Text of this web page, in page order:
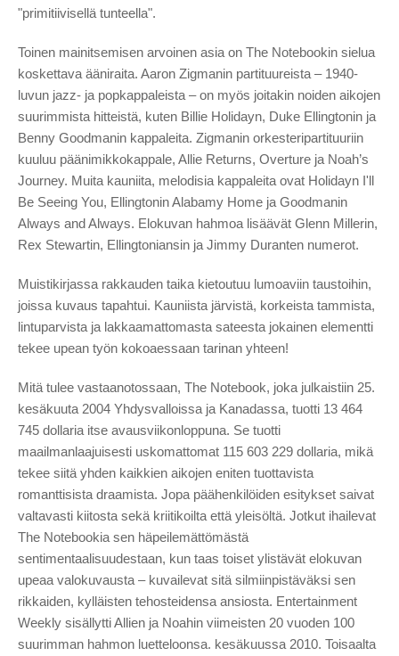
"primitiivisellä tunteella".
Toinen mainitsemisen arvoinen asia on The Notebookin sielua
koskettava ääniraita. Aaron Zigmanin partituureista – 1940-
luvun jazz- ja popkappaleista – on myös joitakin noiden aikojen
suurimmista hitteistä, kuten Billie Holidayn, Duke Ellingtonin ja
Benny Goodmanin kappaleita. Zigmanin orkesteripartituuriin
kuuluu päänimikkokappale, Allie Returns, Overture ja Noah’s
Journey. Muita kauniita, melodisia kappaleita ovat Holidayn I'll
Be Seeing You, Ellingtonin Alabamy Home ja Goodmanin
Always and Always. Elokuvan hahmoa lisäävät Glenn Millerin,
Rex Stewartin, Ellingtoniansin ja Jimmy Duranten numerot.
Muistikirjassa rakkauden taika kietoutuu lumoaviin taustoihin,
joissa kuvaus tapahtui. Kauniista järvistä, korkeista tammista,
lintuparvista ja lakkaamattomasta sateesta jokainen elementti
tekee upean työn kokoaessaan tarinan yhteen!
Mitä tulee vastaanotossaan, The Notebook, joka julkaistiin 25.
kesäkuuta 2004 Yhdysvalloissa ja Kanadassa, tuotti 13 464
745 dollaria itse avausviikonloppuna. Se tuotti
maailmanlaajuisesti uskomattomat 115 603 229 dollaria, mikä
tekee siitä yhden kaikkien aikojen eniten tuottavista
romanttisista draamista. Jopa päähenkilöiden esitykset saivat
valtavasti kiitosta sekä kriitikoilta että yleisöltä. Jotkut ihailevat
The Notebookia sen häpeilemättömästä
sentimentaalisuudestaan, kun taas toiset ylistävät elokuvan
upeaa valokuvausta – kuvailevat sitä silmiinpistäväksi sen
rikkaiden, kylläisten tehosteidensa ansiosta. Entertainment
Weekly sisällytti Allien ja Noahin viimeisten 20 vuoden 100
suurimman hahmon luetteloonsa. kesäkuussa 2010. Toisaalta